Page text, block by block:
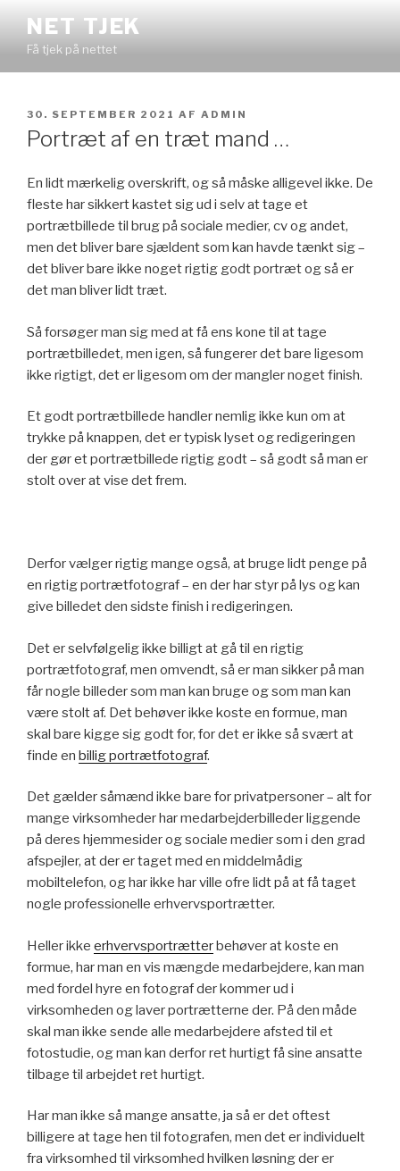
indhold
NET TJEK
Få tjek på nettet
UDGIVET
DEN
30. SEPTEMBER 2021 AF ADMIN
Portræt af en træt mand …
En lidt mærkelig overskrift, og så måske alligevel ikke. De
fleste har sikkert kastet sig ud i selv at tage et
portrætbillede til brug på sociale medier, cv og andet,
men det bliver bare sjældent som kan havde tænkt sig –
det bliver bare ikke noget rigtig godt portræt og så er
det man bliver lidt træt.
Så forsøger man sig med at få ens kone til at tage
portrætbilledet, men igen, så fungerer det bare ligesom
ikke rigtigt, det er ligesom om der mangler noget finish.
Et godt portrætbillede handler nemlig ikke kun om at
trykke på knappen, det er typisk lyset og redigeringen
der gør et portrætbillede rigtig godt – så godt så man er
stolt over at vise det frem.
Derfor vælger rigtig mange også, at bruge lidt penge på
en rigtig portrætfotograf – en der har styr på lys og kan
give billedet den sidste finish i redigeringen.
Det er selvfølgelig ikke billigt at gå til en rigtig
portrætfotograf, men omvendt, så er man sikker på man
får nogle billeder som man kan bruge og som man kan
være stolt af. Det behøver ikke koste en formue, man
skal bare kigge sig godt for, for det er ikke så svært at
finde en billig portrætfotograf.
Det gælder såmænd ikke bare for privatpersoner – alt for
mange virksomheder har medarbejderbilleder liggende
på deres hjemmesider og sociale medier som i den grad
afspejler, at der er taget med en middelmådig
mobiltelefon, og har ikke har ville ofre lidt på at få taget
nogle professionelle erhvervsportrætter.
Heller ikke erhvervsportrætterbehøver at koste en
formue, har man en vis mængde medarbejdere, kan man
med fordel hyre en fotograf der kommer ud i
virksomheden og laver portrætterne der. På den måde
skal man ikke sende alle medarbejdere afsted til et
fotostudie, og man kan derfor ret hurtigt få sine ansatte
tilbage til arbejdet ret hurtigt.
Har man ikke så mange ansatte, ja så er det oftest
billigere at tage hen til fotografen, men det er individuelt
fra virksomhed til virksomhed hvilken løsning der er